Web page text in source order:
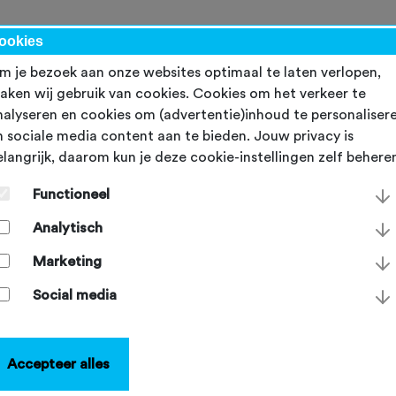
voor
evenementenorganisator bij de NTFU maak je
gebruik van een breed scala aan verzekeringen. Op deze
lees je alles over de verzekeringen die voor jouw
zijn.
je bezoek aan onze websites optimaal te laten verlopen,
wij gebruik van cookies. Cookies om het verkeer te
en cookies om (advertentie)inhoud te
sociale media content aan te bieden. Jouw privacy is
daarom kun je deze cookie-instellingen zelf
Functioneel
Analytisch
Marketing
Social media
Accepteer alles